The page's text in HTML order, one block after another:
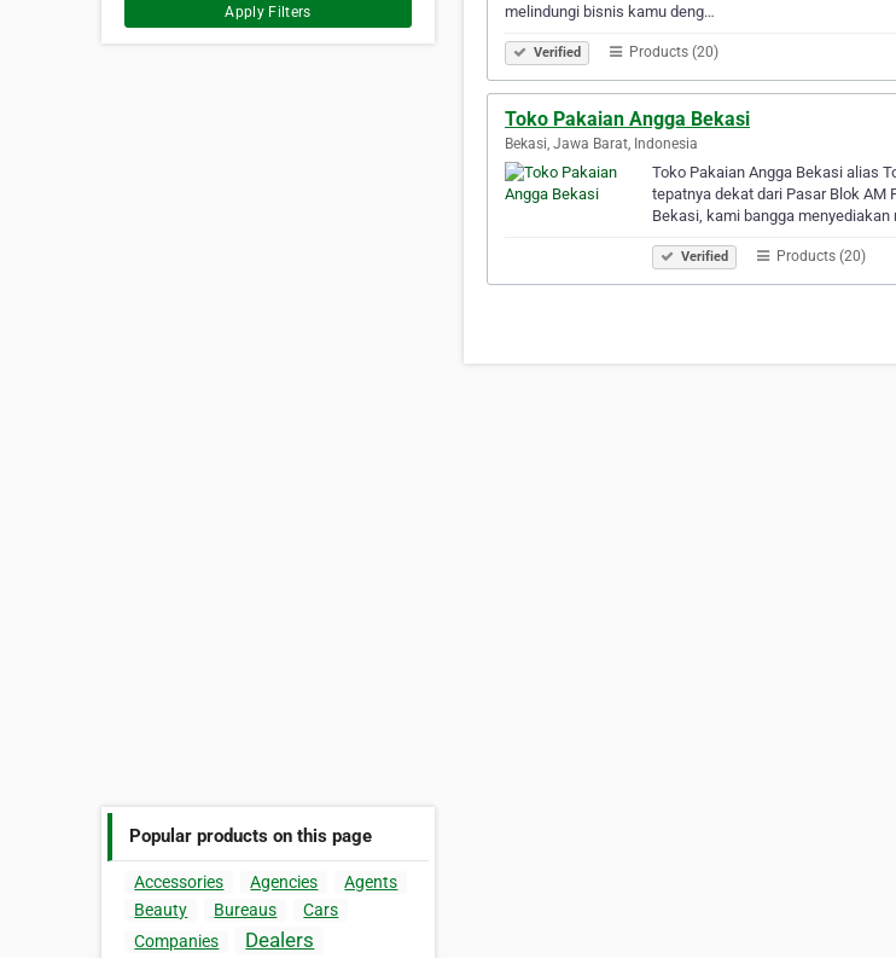
Apply Filters
Popular products on this page
Accessories Agencies
Agents
Beauty
Bureaus
Cars
Companies
Dealers
melindungi bisnis kamu deng…
Verified Products (20)
Toko Pakaian Angga Bekasi
Bekasi, Jawa Barat, Indonesia
Toko Pakaian Angga Bekasi alias
tepatnya dekat dari Pasar Blok AM
Bekasi, kami bangga
Verified Products (20)